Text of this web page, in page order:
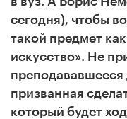
сегодня), чтобы
такой предмет
искусство». Не
преподававшееся
призванная
который будет